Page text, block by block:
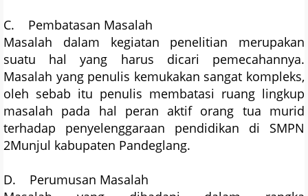
C. Pembatasan Masalah
Masalah dalam kegiatan penelitian merupakan
suatu hal yang harus dicari pemecahannya.
Masalah yang penulis kemukakan sangat kompleks,
oleh sebab itu penulis membatasi ruang lingkup
masalah pada hal peran aktif orang tua murid
terhadap penyelenggaraan pendidikan di SMPN
2Munjul kabupaten Pandeglang.
D. Perumusan Masalah